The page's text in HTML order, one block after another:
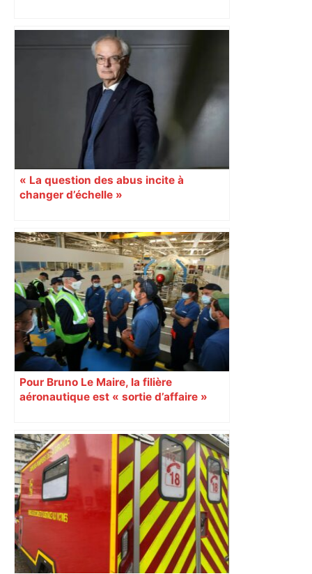
« La question des abus incite à
changer d’échelle »
Pour Bruno Le Maire, la filière
aéronautique est « sortie d’affaire »